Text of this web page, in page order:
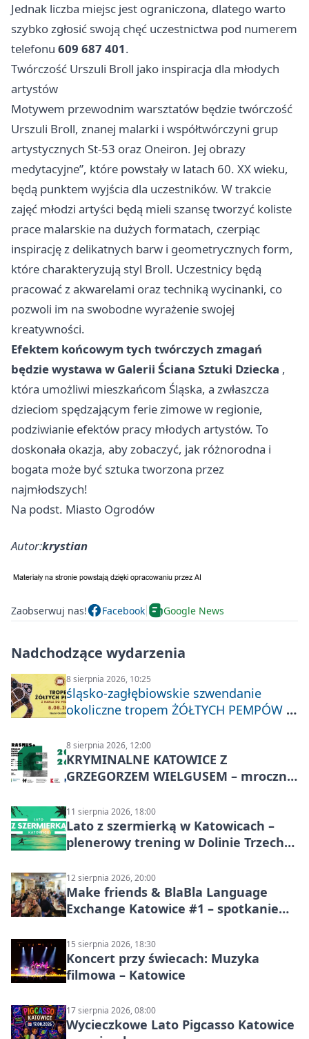
Jednak liczba miejsc jest ograniczona, dlatego warto
szybko zgłosić swoją chęć uczestnictwa pod numerem
telefonu 609 687 401.
Twórczość Urszuli Broll jako inspiracja dla młodych
artystów
Motywem przewodnim warsztatów będzie twórczość
Urszuli Broll, znanej malarki i współtwórczyni grup
artystycznych St-53 oraz Oneiron. Jej obrazy
medytacyjne”, które powstały w latach 60. XX wieku,
będą punktem wyjścia dla uczestników. W trakcie
zajęć młodzi artyści będą mieli szansę tworzyć koliste
prace malarskie na dużych formatach, czerpiąc
inspirację z delikatnych barw i geometrycznych form,
które charakteryzują styl Broll. Uczestnicy będą
pracować z akwarelami oraz techniką wycinanki, co
pozwoli im na swobodne wyrażenie swojej
kreatywności.
Efektem końcowym tych twórczych zmagań
będzie wystawa w Galerii Ściana Sztuki Dziecka ,
która umożliwi mieszkańcom Śląska, a zwłaszcza
dzieciom spędzającym ferie zimowe w regionie,
podziwianie efektów pracy młodych artystów. To
doskonała okazja, aby zobaczyć, jak różnorodna i
bogata może być sztuka tworzona przez
najmłodszych!
Na podst. Miasto Ogrodów
Autor:krystian
Zaobserwuj nas! Facebook Google News
Nadchodzące wydarzenia
8 sierpnia 2026, 10:25
śląsko-zagłębiowskie szwendanie
okoliczne tropem ŻÓŁTYCH PEMPÓW z
8 sierpnia 2026, 12:00
KRYMINALNE KATOWICE Z
GRZEGORZEM WIELGUSEM – mroczne
11 sierpnia 2026, 18:00
Lato z szermierką w Katowicach –
plenerowy trening w Dolinie Trzech
12 sierpnia 2026, 20:00
Make friends & BlaBla Language
Exchange Katowice #1 – spotkanie
15 sierpnia 2026, 18:30
Koncert przy świecach: Muzyka
filmowa – Katowice
17 sierpnia 2026, 08:00
Wycieczkowe Lato Pigcasso Katowice